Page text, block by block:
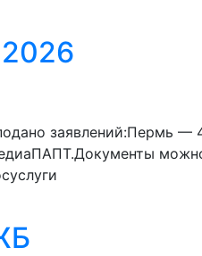
заявлений:Пермь